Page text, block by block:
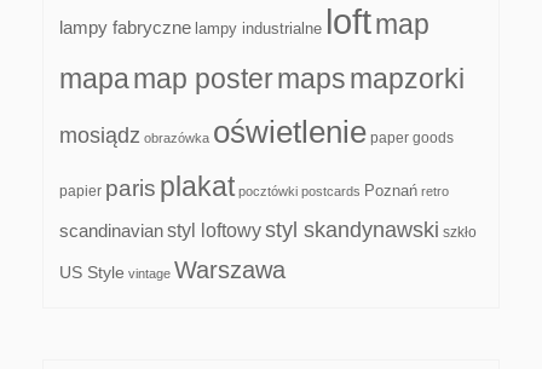
lampy fabryczne lampy industrialne loftmap
mapamap postermapsmapzorki
mosiądz obrazówka oświetlenie paper goods
papier paris plakat pocztówki postcards Poznań retro
scandinavianstyl loftowystyl skandynawski szkło
US Style vintage Warszawa